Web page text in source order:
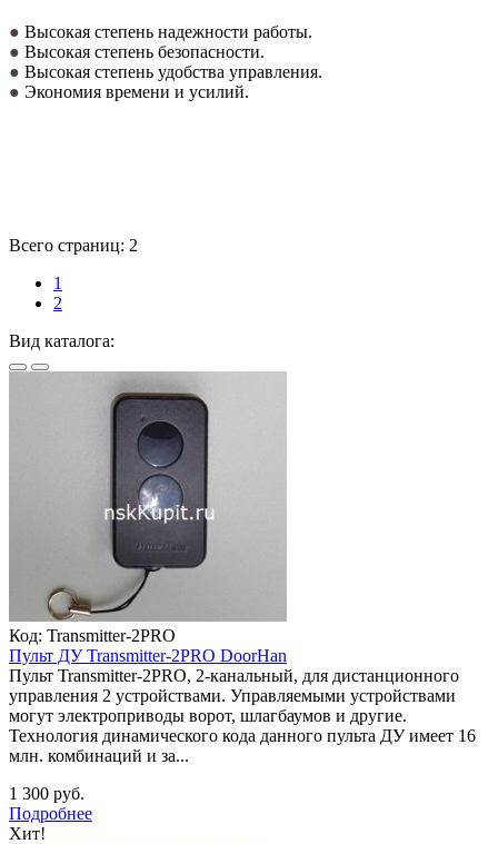
● Высокая степень надежности работы.
● Высокая степень безопасности.
● Высокая степень удобства управления.
● Экономия времени и усилий.
Всего страниц: 2
1
2
Вид каталога:
Код: Transmitter-2PRO
Пульт ДУ Transmitter-2PRO DoorHan
Пульт Transmitter-2PRO, 2-канальный, для дистанционного
управления 2 устройствами. Управляемыми устройствами
могут электроприводы ворот, шлагбаумов и другие.
Технология динамического кода данного пульта ДУ имеет 16
млн. комбинаций и за...
1 300 руб.
Подробнее
Хит!